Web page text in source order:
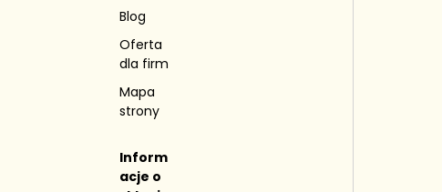
Blog
Oferta
dla firm
Mapa
strony
Inform
acje o